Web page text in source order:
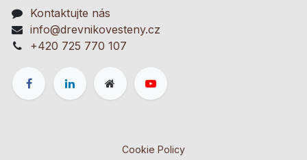
Kontaktujte nás
info@drevnikovesteny.cz
+420 725 770 107
Cookie Policy